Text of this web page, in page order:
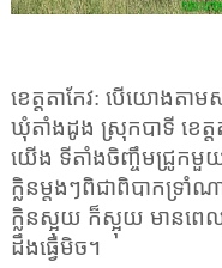
ខេត្តតាកែវ: បើយោងតា
ឃុំតាំងដូង ស្រុកបាទី ខេត្តត
យើង ទីតាំងចិញ្ចឹមជ្រូកមួ
ក្លិនម្តងៗពិជាពិបាកទ្រាំ
ក្លិនស្អុយ ក៏ស្អុយ មានពេ
ដឹងធ្វើមិច។